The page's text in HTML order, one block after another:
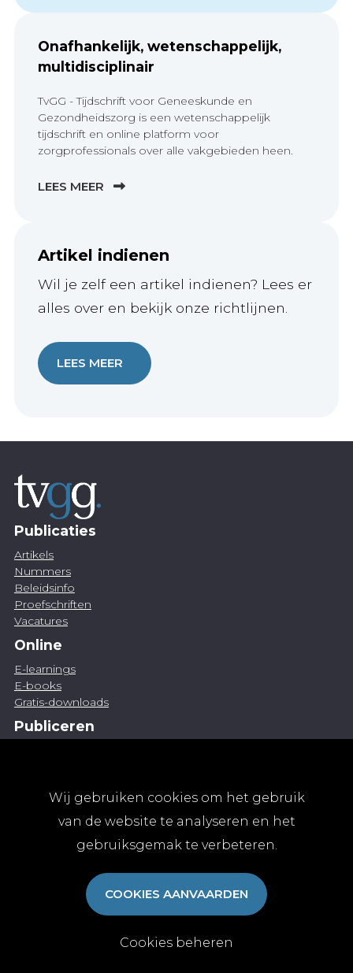
Wij gebruiken cookies om het gebruik
van de website te analyseren en het
gebruiksgemak te verbeteren.
COOKIES AANVAARDEN
Cookies beheren
Onafhankelijk, wetenschappelijk,
multidisciplinair
TvGG - Tijdschrift voor Geneeskunde en
Gezondheidszorg is een wetenschappelijk
tijdschrift en online platform voor
zorgprofessionals over alle vakgebieden heen.
LEES MEER
Artikel indienen
Wil je zelf een artikel indienen? Lees er
alles over en bekijk onze richtlijnen.
LEES MEER
Publicaties
Artikels
Nummers
Beleidsinfo
Proefschriften
Vacatures
Online
E-learnings
E-books
Gratis-downloads
Publiceren
Abonnementen
Algemene abonnementsvoorwaarden